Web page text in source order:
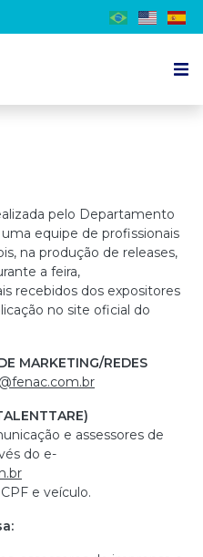
pelo Departamento
equipe de profissionais
na produção de releases,
a feira,
recebidos dos expositores
no site oficial do
MARKETING/REDES
e assessores de
do e-
e veículo.